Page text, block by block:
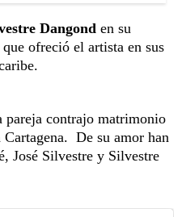
Dangond en su
ofreció el artista en sus
pareja contrajo matrimonio
De su amor han
José Silvestre y Silvestre